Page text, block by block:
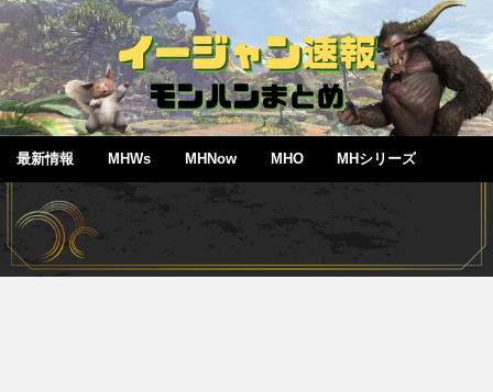
最新情報 MHWs MHNow MHO MHシリーズ